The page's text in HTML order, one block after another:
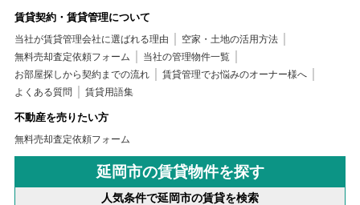
賃貸契約・賃貸管理について
当社が賃貸管理会社に選ばれる理由
空家・土地の活用方法
無料売却査定依頼フォーム
当社の管理物件一覧
お部屋探しから契約までの流れ
賃貸管理でお悩みのオーナー様へ
よくある質問
賃貸用語集
不動産を売りたい方
無料売却査定依頼フォーム
延岡市の賃貸物件を探す
人気条件で延岡市の賃貸を検索